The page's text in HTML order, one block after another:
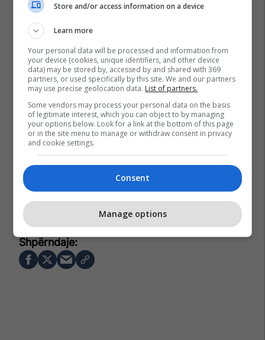
Prishtina Lokale
Zgjedhjet 2026
Zgjedhjet E Jashtëzakonshme
Store and/or access information on a device
Learn more
Your personal data will be processed and information from
your device (cookies, unique identifiers, and other device
data) may be stored by, accessed by and shared with 369
partners, or used specifically by this site. We and our partners
may use precise geolocation data. List of partners.
Some vendors may process your personal data on the basis
of legitimate interest, which you can object to by managing
your options below. Look for a link at the bottom of this page
or in the site menu to manage or withdraw consent in privacy
and cookie settings.
Consent
Manage options